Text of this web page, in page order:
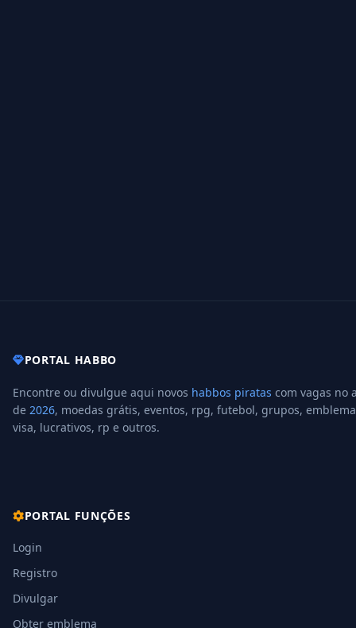
PORTAL HABBO
Encontre ou divulgue aqui novos habbos piratas com vagas no
de 2026, moedas grátis, eventos, rpg, futebol, grupos,
visa, lucrativos, rp e outros.
PORTAL FUNÇÕES
Login
Registro
Divulgar
Obter emblema